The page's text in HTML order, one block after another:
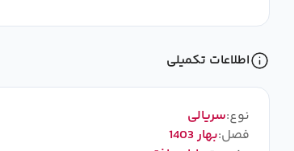
اطلاعات تکمیلی
نوع:سریالی
فصل:بهار 1403